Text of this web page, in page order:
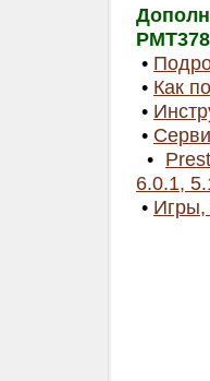
•
• Как
•
•
•
6.0.1,
• Игры,